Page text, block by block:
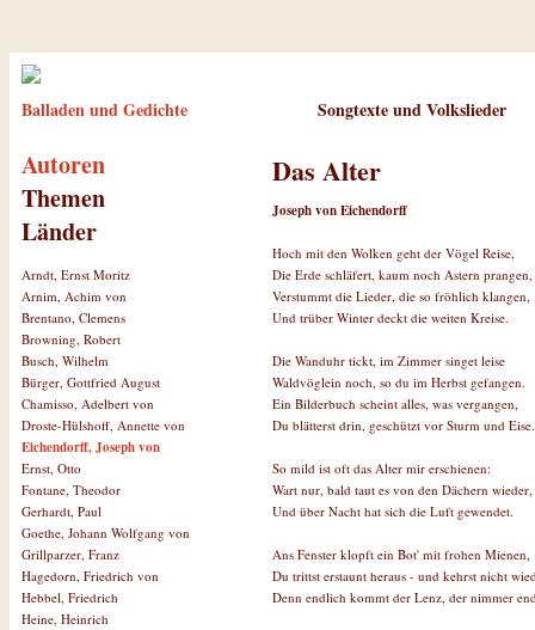
Balladen und Gedichte Songtexte und Volkslieder
Autoren
Themen
Länder
Arndt, Ernst Moritz
Arnim, Achim von
Brentano, Clemens
Browning, Robert
Busch, Wilhelm
Bürger, Gottfried August
Chamisso, Adelbert von
Droste-Hülshoff, Annette von
Eichendorff, Joseph von
Ernst, Otto
Fontane, Theodor
Gerhardt, Paul
Goethe, Johann Wolfgang von
Grillparzer, Franz
Hagedorn, Friedrich von
Hebbel, Friedrich
Heine, Heinrich
Das Alter
Joseph von Eichendorff
Hoch mit den Wolken geht der Vögel Reise,
Die Erde schläfert, kaum noch Astern prangen,
Verstummt die Lieder, die so fröhlich klangen,
Und trüber Winter deckt die weiten Kreise.
Die Wanduhr tickt, im Zimmer singet leise
Waldvöglein noch, so du im Herbst gefangen.
Ein Bilderbuch scheint alles, was vergangen,
Du blätterst drin, geschützt vor Sturm und Eise.
So mild ist oft das Alter mir erschienen:
Wart nur, bald taut es von den Dächern wieder,
Und über Nacht hat sich die Luft gewendet.
Ans Fenster klopft ein Bot' mit frohen Mienen,
Du trittst erstaunt heraus - und kehrst nicht
Denn endlich kommt der Lenz, der nimmer